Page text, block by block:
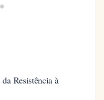
Resistência à